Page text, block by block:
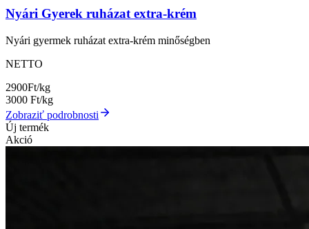
Nyári Gyerek ruházat extra-krém
Nyári gyermek ruházat extra-krém minőségben
NETTO
2900Ft/kg
3000 Ft/kg
Zobraziť podrobnosti
Új termék
Akció